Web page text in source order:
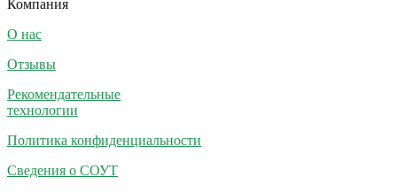
Компания
О нас
Отзывы
Рекомендательные
технологии
Политика конфиденциальности
Сведения о СОУТ